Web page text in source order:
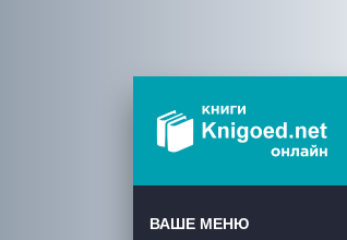
ВАШЕ МЕНЮ